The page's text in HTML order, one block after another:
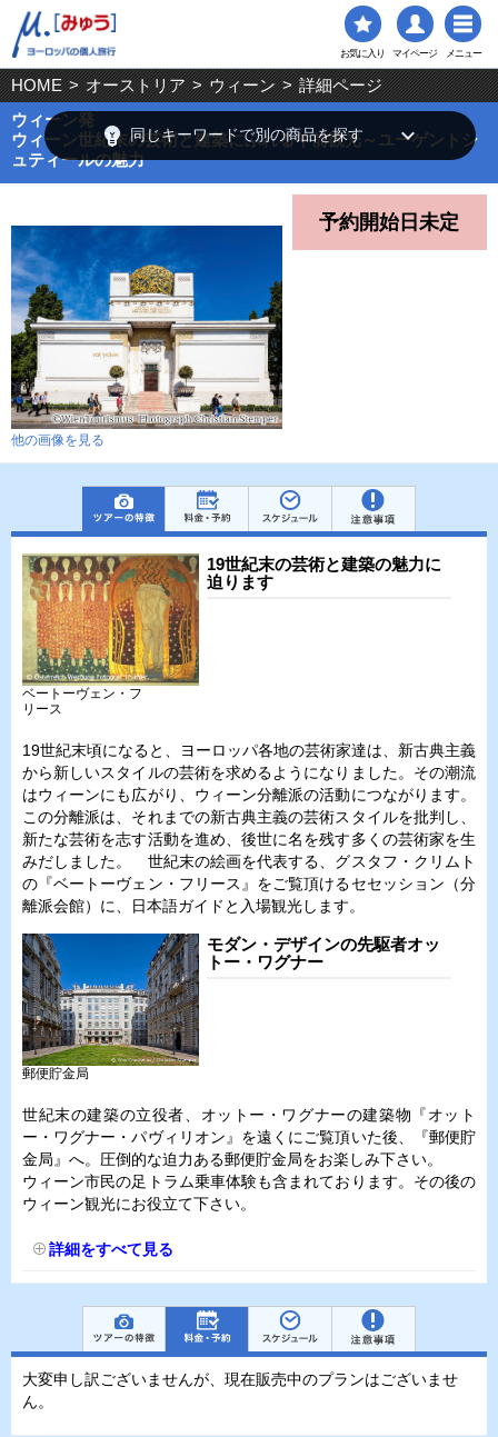
お気に入り マイページ メニュー
HOME > オーストリア > ウィーン > 詳細ページ
ウィーン発
ウィーン世紀末の芸術と建築にふれる午前観光～ユーゲントシ
ュティールの魅力
他の画像を見る
予約開始日未定
19世紀末の芸術と建築の魅力に
迫ります
ベートーヴェン・フ
リース
19世紀末頃になると、ヨーロッパ各地の芸術家達は、新古典主義
から新しいスタイルの芸術を求めるようになりました。その潮流
はウィーンにも広がり、ウィーン分離派の活動につながります。
この分離派は、それまでの新古典主義の芸術スタイルを批判し、
新たな芸術を志す活動を進め、後世に名を残す多くの芸術家を生
みだしました。 世紀末の絵画を代表する、グスタフ・クリムト
の『ベートーヴェン・フリース』をご覧頂けるセセッション（分
離派会館）に、日本語ガイドと入場観光します。
モダン・デザインの先駆者オッ
トー・ワグナー
郵便貯金局
世紀末の建築の立役者、オットー・ワグナーの建築物『オット
ー・ワグナー・パヴィリオン』を遠くにご覧頂いた後、『郵便貯
金局』へ。圧倒的な迫力ある郵便貯金局をお楽しみ下さい。
ウィーン市民の足トラム乗車体験も含まれております。その後の
ウィーン観光にお役立て下さい。
詳細をすべて見る
大変申し訳ございませんが、現在販売中のプランはございませ
ん。
emoji_objects同じキーワードで別の商品を探す keyboard_arrow_down